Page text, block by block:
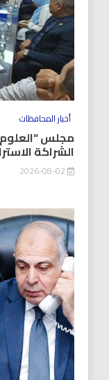
أخبار المحافظات
مجلس
الشراكة